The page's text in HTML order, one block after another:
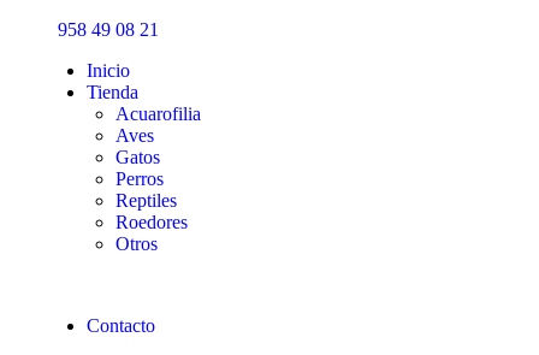
958 49 08 21
Inicio
Tienda
Acuarofilia
Aves
Gatos
Perros
Reptiles
Roedores
Otros
Contacto
Inicio